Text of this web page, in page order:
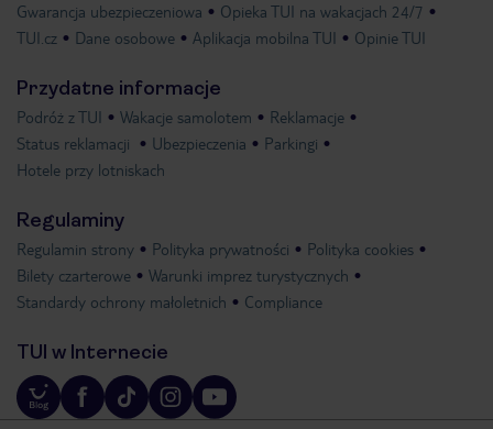
Gwarancja ubezpieczeniowa
Opieka TUI na wakacjach 24/7
TUI.cz
Dane osobowe Aplikacja mobilna TUI Opinie TUI
Przydatne informacje
Podróż z TUI Wakacje samolotem
Reklamacje
Status reklamacji
Ubezpieczenia
Parkingi
Hotele przy lotniskach
Regulaminy
Regulamin strony Polityka prywatności
Polityka cookies
Bilety czarterowe
Warunki imprez turystycznych
Standardy ochrony małoletnich
Compliance
TUI w Internecie